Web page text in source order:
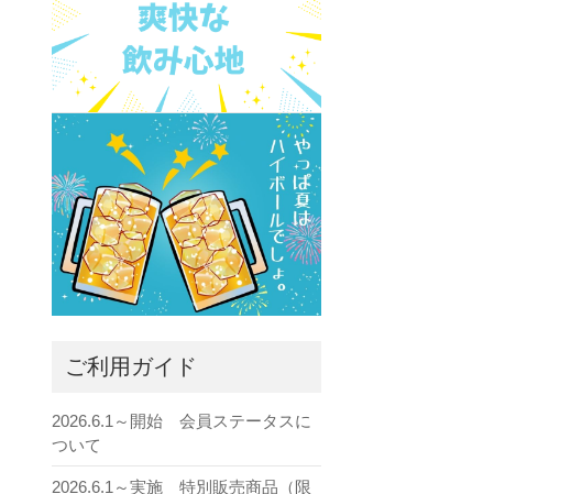
ご利用ガイド
2026.6.1～開始 会員ステータスに
ついて
2026.6.1～実施 特別販売商品（限